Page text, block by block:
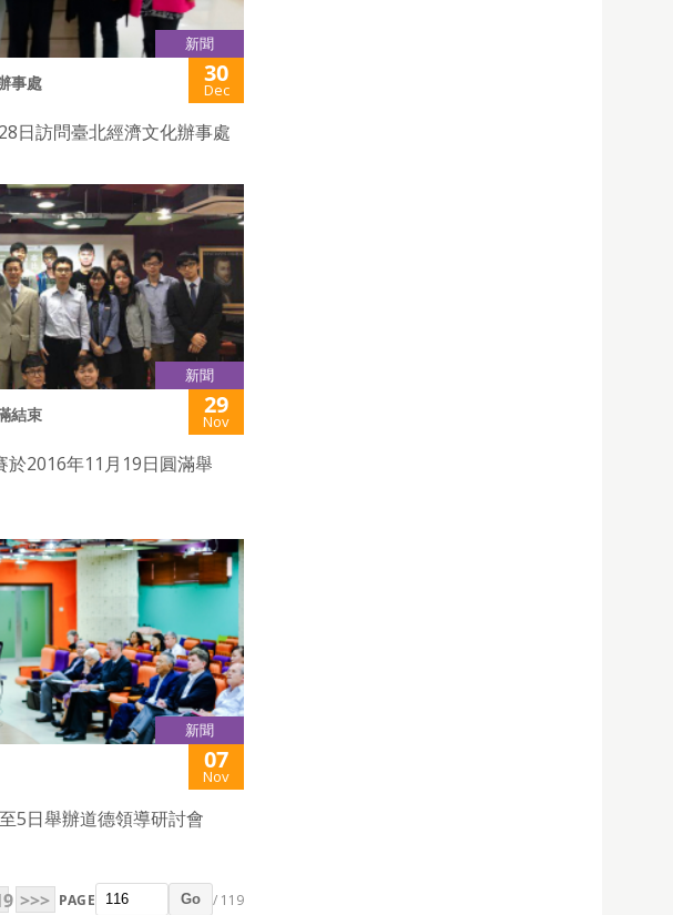
新聞
事處 30
Dec
日訪問臺北經濟文化辦事處
新聞
結束 29
Nov
2016年11月19日圓滿舉
新聞
07
Nov
5日舉辦道德領導研討會
>>> PAGE Go / 119